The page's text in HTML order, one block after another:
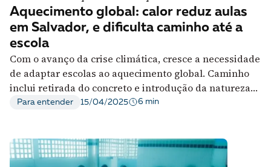
Aquecimento global: calor reduz aulas
em Salvador, e dificulta caminho até a
escola
Com o avanço da crise climática, cresce a necessidade
de adaptar escolas ao aquecimento global. Caminho
inclui retirada do concreto e introdução da natureza
no ambiente escolar
Para entender 15/04/2025 6 min